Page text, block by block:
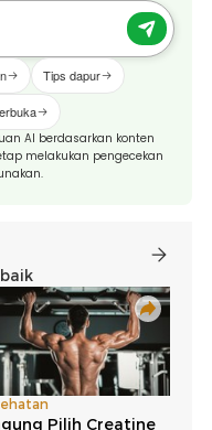
Tips dapur
AI berdasarkan konten
melakukan pengecekan